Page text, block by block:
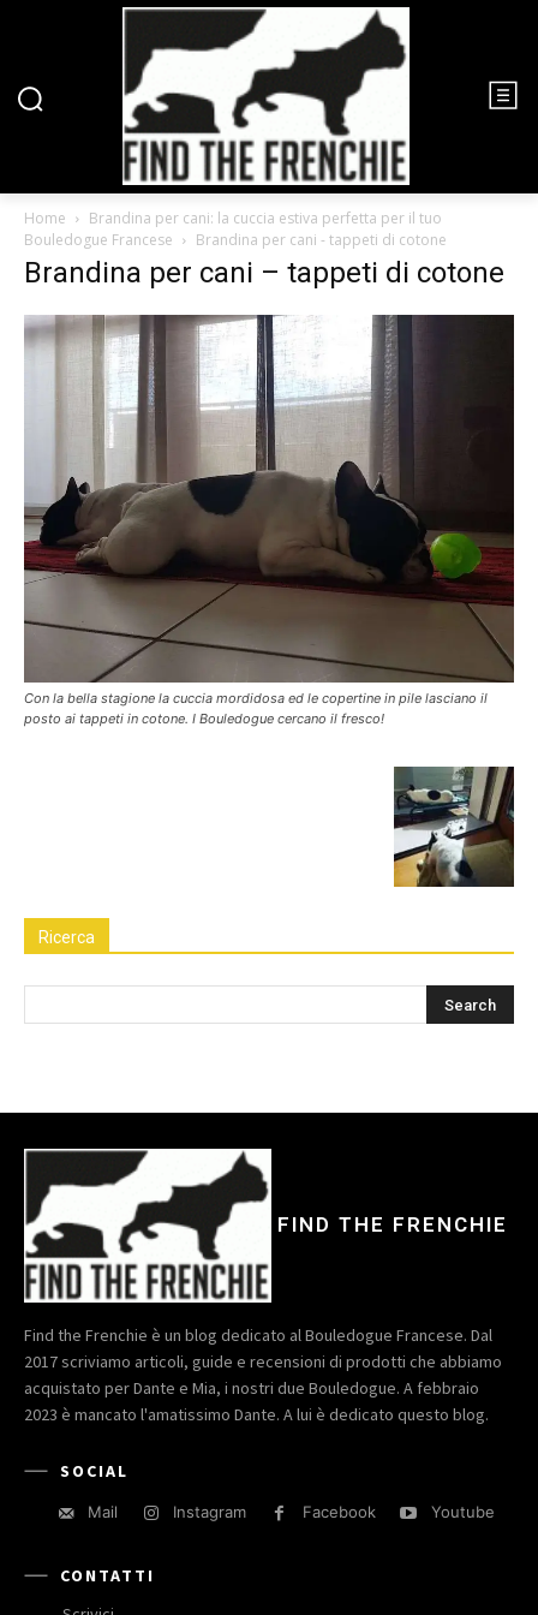
Home
Brandina per cani: la cuccia estiva perfetta per il tuo
Bouledogue Francese
Brandina per cani - tappeti di cotone
Brandina per cani – tappeti di cotone
Con la bella stagione la cuccia mordidosa ed le copertine in pile lasciano il
posto ai tappeti in cotone. I Bouledogue cercano il fresco!
Ricerca
FIND THE FRENCHIE
Find the Frenchie è un blog dedicato al Bouledogue Francese. Dal
2017 scriviamo articoli, guide e recensioni di prodotti che abbiamo
acquistato per Dante e Mia, i nostri due Bouledogue. A febbraio
2023 è mancato l'amatissimo Dante. A lui è dedicato questo blog.
SOCIAL
Mail Instagram Facebook Youtube
CONTATTI